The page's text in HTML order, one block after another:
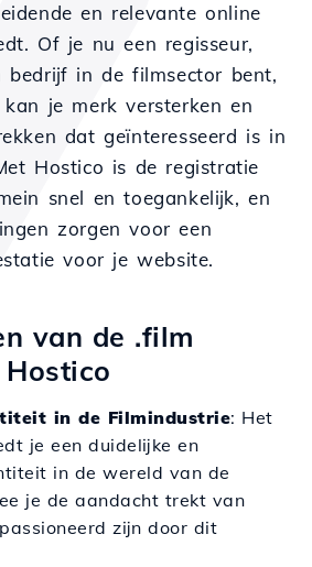
en relevante online
Of je nu een regisseur,
bedrijf in de filmsector bent,
je merk versterken en
dat geïnteresseerd is in
Hostico is de registratie
snel en toegankelijk, en
zorgen voor een
voor je website.
van de .film
in de Filmindustrie: Het
je een duidelijke en
in de wereld van de
je de aandacht trekt van
zijn door dit